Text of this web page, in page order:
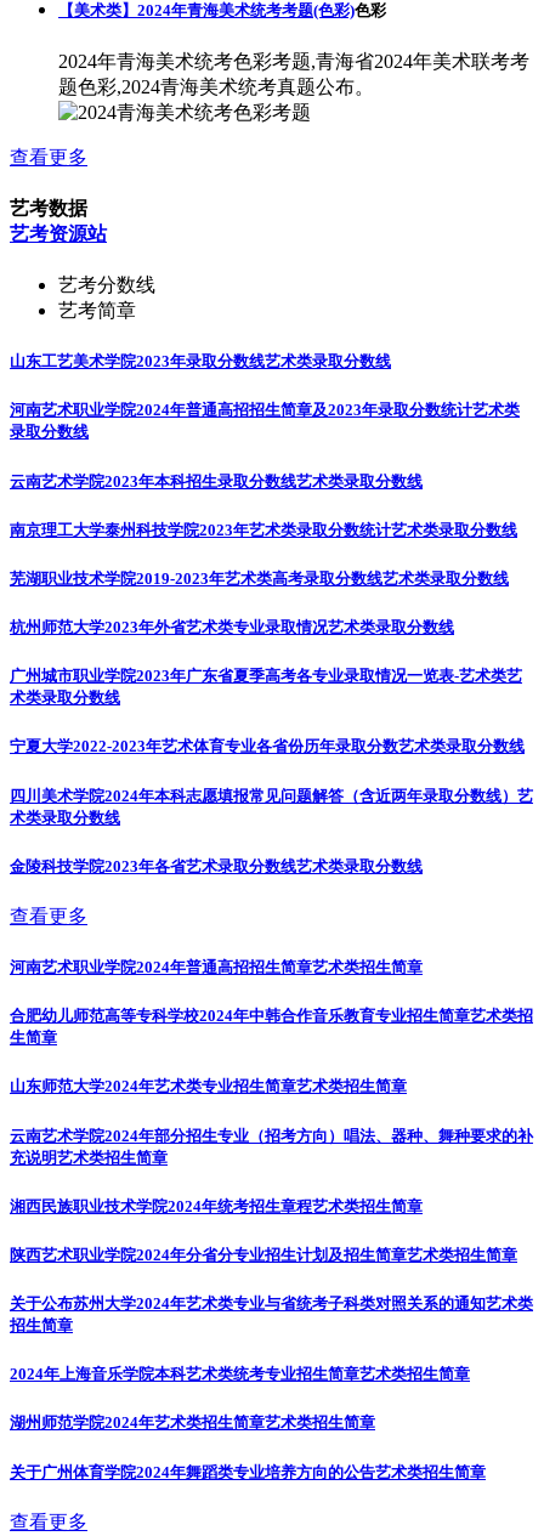
【美术类】2024年青海美术统考考题(色彩)色彩
2024年青海美术统考色彩考题,青海省2024年美术联考考
题色彩,2024青海美术统考真题公布。
查看更多
艺考数据
艺考资源站
艺考分数线
艺考简章
山东工艺美术学院2023年录取分数线艺术类录取分数线
河南艺术职业学院2024年普通高招招生简章及2023年录取分数统计艺术类
录取分数线
云南艺术学院2023年本科招生录取分数线艺术类录取分数线
南京理工大学泰州科技学院2023年艺术类录取分数统计艺术类录取分数线
芜湖职业技术学院2019-2023年艺术类高考录取分数线艺术类录取分数线
杭州师范大学2023年外省艺术类专业录取情况艺术类录取分数线
广州城市职业学院2023年广东省夏季高考各专业录取情况一览表-艺术类艺
术类录取分数线
宁夏大学2022-2023年艺术体育专业各省份历年录取分数艺术类录取分数线
四川美术学院2024年本科志愿填报常见问题解答（含近两年录取分数线） 艺
术类录取分数线
金陵科技学院2023年各省艺术录取分数线艺术类录取分数线
查看更多
河南艺术职业学院2024年普通高招招生简章艺术类招生简章
合肥幼儿师范高等专科学校2024年中韩合作音乐教育专业招生简章艺术类招
生简章
山东师范大学2024年艺术类专业招生简章艺术类招生简章
云南艺术学院2024年部分招生专业（招考方向）唱法、器种、舞种要求的补
充说明艺术类招生简章
湘西民族职业技术学院2024年统考招生章程艺术类招生简章
陕西艺术职业学院2024年分省分专业招生计划及招生简章艺术类招生简章
关于公布苏州大学2024年艺术类专业与省统考子科类对照关系的通知艺术类
招生简章
2024年上海音乐学院本科艺术类统考专业招生简章艺术类招生简章
湖州师范学院2024年艺术类招生简章艺术类招生简章
关于广州体育学院2024年舞蹈类专业培养方向的公告艺术类招生简章
查看更多